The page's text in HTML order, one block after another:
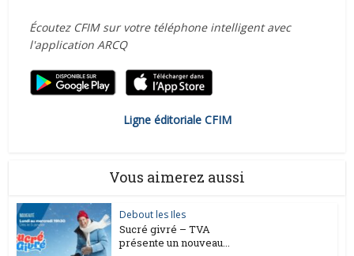
Écoutez CFIM sur votre téléphone intelligent avec
l'application ARCQ
Ligne éditoriale CFIM
Vous aimerez aussi
Debout les Iles
Sucré givré – TVA
présente un nouveau...